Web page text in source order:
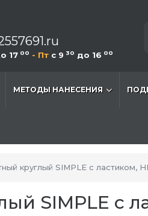
17 00 - Пт c 9 30 до 16 00
МЕТОДЫ НАНЕСЕНИЯ
круглый SIMPLE с ластиком,
SIMPLE с